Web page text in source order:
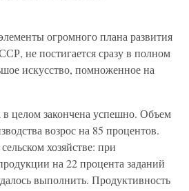
огромного плана развития
не постигается сразу в полном
искусство, помноженное на
в целом закончена успешно. Объем
возрос на 85 процентов.
хозяйстве: при
на 22 процента заданий
выполнить. Продуктивность